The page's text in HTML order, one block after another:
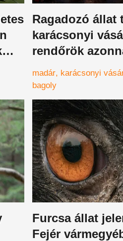
Ragadozó állat
karácsonyi
rendőrök
kivonultak
madár karácsonyi
bagoly
Furcsa állat
Fejér